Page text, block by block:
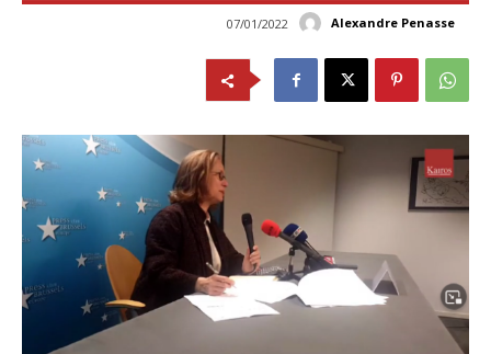
Alexandre Penasse
07/01/2022